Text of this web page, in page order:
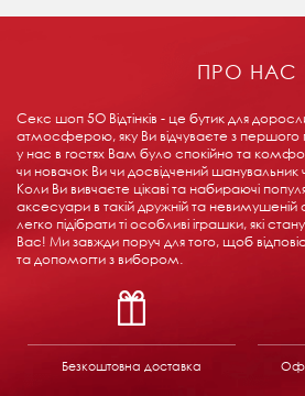
ПРО НАС
Секс шоп 5О Відтінків - це бутик для
атмосферою, яку Ви відчуваєте з
у нас в гостях Вам було спокійно та
чи новачок Ви чи досвідчений шанувальник
Коли Ви вивчаєте цікаві та набираючі
аксесуари в такій дружній та
легко підібрати ті особливі іграшки, які
Вас! Ми завжди поруч для того, щоб
та допомогти з вибором.
Безкоштовна доставка